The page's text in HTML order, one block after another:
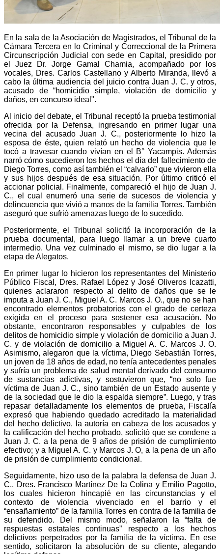
En la sala de la Asociación de Magistrados, el Tribunal de la
Cámara Tercera en lo Criminal y Correccional de la Primera
Circunscripción Judicial con sede en Capital, presidido por
el Juez Dr. Jorge Gamal Chamia, acompañado por los
vocales, Dres. Carlos Castellano y Alberto Miranda, llevó a
cabo la última audiencia del juicio contra Juan J. C. y otros,
acusado de “homicidio simple, violación de domicilio y
daños, en concurso ideal".
Al inicio del debate, el Tribunal receptó la prueba testimonial
ofrecida por la Defensa, ingresando en primer lugar una
vecina del acusado Juan J. C., posteriormente lo hizo la
esposa de éste, quien relató un hecho de violencia que le
tocó a travesar cuando vivían en el B° Yacampis. Además
narró cómo sucedieron los hechos el día del fallecimiento de
Diego Torres, como así también el “calvario” que vivieron ella
y sus hijos después de esa situación. Por último criticó el
accionar policial. Finalmente, compareció el hijo de Juan J.
C., el cual enumeró una serie de sucesos de violencia y
delincuencia que vivió a manos de la familia Torres. También
aseguró que sufrió amenazas luego de lo sucedido.
Posteriormente, el Tribunal solicitó la incorporación de la
prueba documental, para luego llamar a un breve cuarto
intermedio. Una vez culminado el mismo, se dio lugar a la
etapa de Alegatos.
En primer lugar lo hicieron los representantes del Ministerio
Público Fiscal, Dres. Rafael López y José Oliveros Icazatti,
quienes aclararon respecto al delito de daños que se le
imputa a Juan J. C., Miguel A. C. Marcos J. O., que no se han
encontrado elementos probatorios con el grado de certeza
exigida en el proceso para sostener esa acusación. No
obstante, encontraron responsables y culpables de los
delitos de homicidio simple y violación de domicilio a Juan J.
C. y de violación de domicilio a Miguel A. C. Marcos J. O.
Asimismo, alegaron que la víctima, Diego Sebastián Torres,
un joven de 18 años de edad, no tenía antecedentes penales
y sufría un problema de salud mental derivado del consumo
de sustancias adictivas, y sostuvieron que, “no solo fue
víctima de Juan J. C., sino también de un Estado ausente y
de la sociedad que le dio la espalda siempre”. Luego, y tras
repasar detalladamente los elementos de prueba, Fiscalía
expresó que habiendo quedado acreditado la materialidad
del hecho delictivo, la autoría en cabeza de los acusados y
la calificación del hecho probado, solicitó que se condene a
Juan J. C. a la pena de 9 años de prisión de cumplimiento
efectivo; y a Miguel A. C. y Marcos J. O, a la pena de un año
de prisión de cumplimiento condicional.
Seguidamente, hizo uso de la palabra la defensa de Juan J.
C., Dres. Francisco Martínez De la Colina y Emilio Pagotto,
los cuales hicieron hincapié en las circunstancias y el
contexto de violencia vivenciado en el barrio y el
“ensañamiento” de la familia Torres en contra de la familia de
su defendido. Del mismo modo, señalaron la “falta de
respuestas estatales continuas” respecto a los hechos
delictivos perpetrados por la familia de la víctima. En ese
sentido, solicitaron la absolución de su cliente, alegando